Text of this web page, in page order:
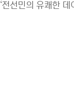
전선민의 유쾌한